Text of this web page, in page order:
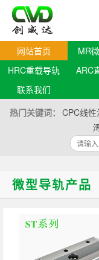
网站首页 MR
HRC重载导轨
ARC
联系我们
热门关键词： CPC线性
微型导轨产品